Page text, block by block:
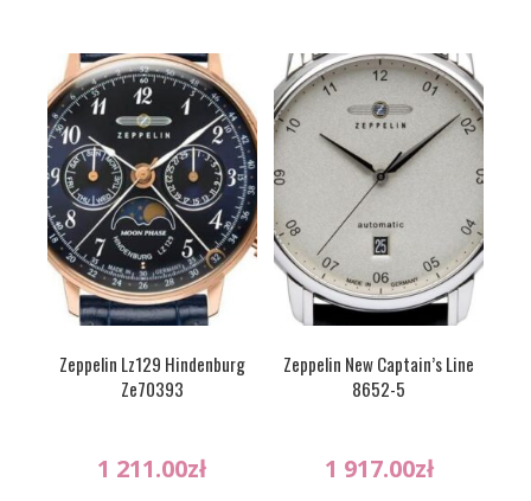
Zeppelin Lz129 Hindenburg
Ze70393
1 211.00zł
Zeppelin New Captain’s Line
8652-5
1 917.00zł